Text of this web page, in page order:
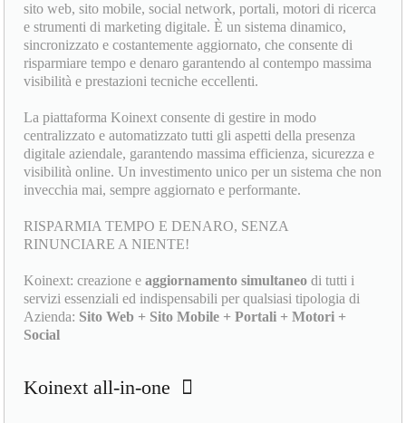
sito web, sito mobile, social network, portali, motori di ricerca
e strumenti di marketing digitale. È un sistema dinamico,
sincronizzato e costantemente aggiornato, che consente di
risparmiare tempo e denaro garantendo al contempo massima
visibilità e prestazioni tecniche eccellenti.
La piattaforma Koinext consente di gestire in modo
centralizzato e automatizzato tutti gli aspetti della presenza
digitale aziendale, garantendo massima efficienza, sicurezza e
visibilità online. Un investimento unico per un sistema che non
invecchia mai, sempre aggiornato e performante.
RISPARMIA TEMPO E DENARO, SENZA
RINUNCIARE A NIENTE!
Koinext: creazione eaggiornamento simultaneo di tutti i
servizi essenziali ed indispensabili per qualsiasi tipologia di
Azienda: Sito Web + Sito Mobile + Portali + Motori +
Social
Koinext all-in-one